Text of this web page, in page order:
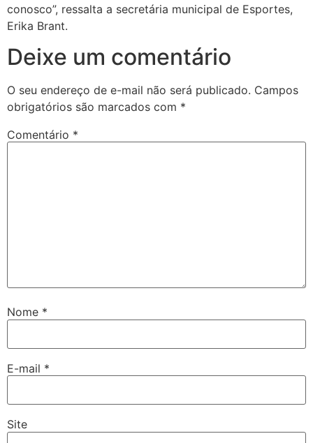
conosco”, ressalta a secretária municipal de Esportes,
Erika Brant.
Deixe um comentário
O seu endereço de e-mail não será publicado. Campos
obrigatórios são marcados com *
Comentário *
Nome *
E-mail *
Site